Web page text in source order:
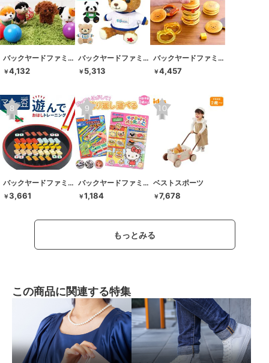
バックヤードファミリー
￥4,132
バックヤードファミリー
￥ 5,313
バックヤードファミリー
￥4,457
バックヤードファミリー
￥3,661
バックヤードファミリー
￥1,184
ベストスポーツ
￥7,678
もっとみる
この商品に関連する特集